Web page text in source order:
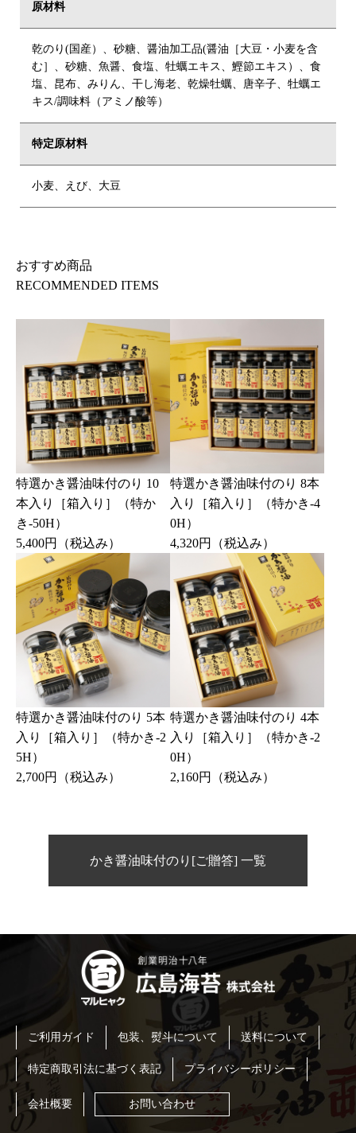
原材料
乾のり(国産）、砂糖、醤油加工品(醤油［大豆・小麦を含
む］、砂糖、魚醤、食塩、牡蠣エキス、鰹節エキス）、食
塩、昆布、みりん、干し海老、乾燥牡蠣、唐辛子、牡蠣エ
キス/調味料（アミノ酸等）
特定原材料
小麦、えび、大豆
おすすめ商品
RECOMMENDED ITEMS
特選かき醤油味付のり 10
本入り［箱入り］（特か
き-50H）
5,400円
（税込み）
特選かき醤油味付のり 8本
入り［箱入り］（特かき-4
0H）
4,320円
（税込み）
特選かき醤油味付のり 5本
入り［箱入り］（特かき-2
5H）
2,700円
（税込み）
特選かき醤油味付のり 4本
入り［箱入り］（特かき-2
0H）
2,160円
（税込み）
かき醤油味付のり[ご贈答] 一覧
ご利用ガイド 包装、熨斗について 送料について
特定商取引法に基づく表記 プライバシーポリシー
会社概要 お問い合わせ